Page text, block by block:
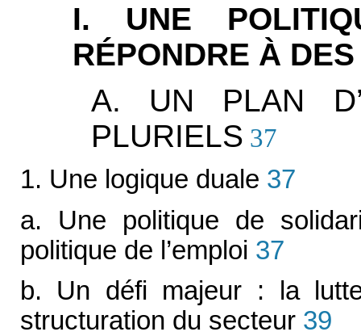
I. UNE
RÉPONDRE À
A. UN PLAN
PLURIELS 37
1. Une logique duale 37
a. Une politique de
politique de l’emploi 37
b. Un défi majeur : la
structuration du secteur39